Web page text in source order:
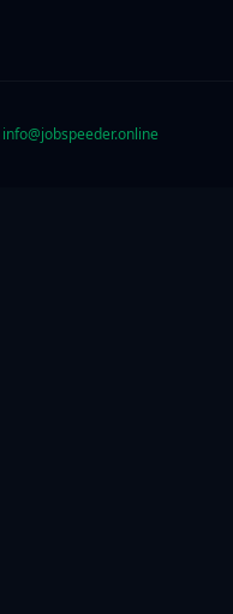
info@jobspeeder.online